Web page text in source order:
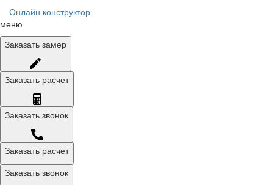
Онлайн конструктор
меню
Заказать замер
Заказать расчет
Заказать звонок
Заказать расчет
Заказать звонок